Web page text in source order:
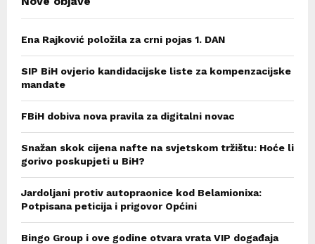
Ena Rajković položila za crni pojas 1. DAN
SIP BiH ovjerio kandidacijske liste za kompenzacijske
mandate
FBiH dobiva nova pravila za digitalni novac
Snažan skok cijena nafte na svjetskom tržištu: Hoće li
gorivo poskupjeti u BiH?
Jardoljani protiv autopraonice kod Belamionixa:
Potpisana peticija i prigovor Općini
Bingo Group i ove godine otvara vrata VIP događaja